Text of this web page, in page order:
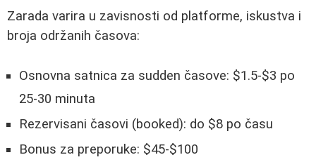
Zarada varira u zavisnosti od platforme, iskustva i
broja održanih časova:
Osnovna satnica za sudden časove: $1.5-$3 po
25-30 minuta
Rezervisani časovi (booked): do $8 po času
Bonus za preporuke: $45-$100